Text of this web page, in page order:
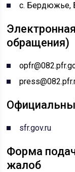
с. Бердюжье,
обращения)
sfr.gov.ru
Форма
жалоб